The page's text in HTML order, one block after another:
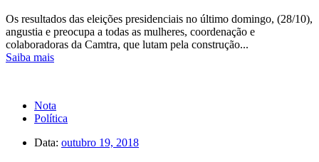
Os resultados das eleições presidenciais no último domingo, (28/10),
angustia e preocupa a todas as mulheres, coordenação e
colaboradoras da Camtra, que lutam pela construção...
Saiba mais
Nota
Política
Data: outubro 19, 2018